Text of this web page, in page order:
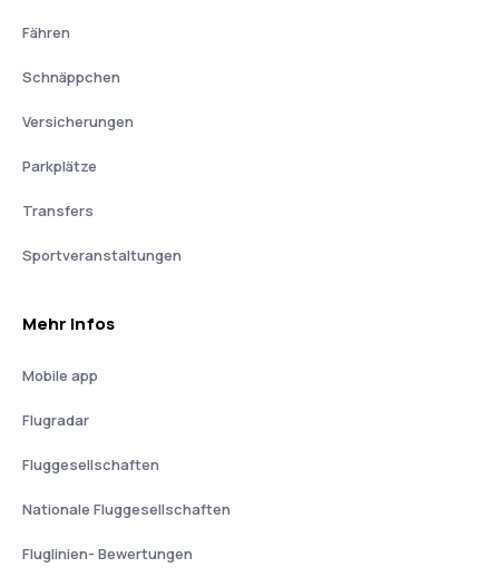
Fähren
Schnäppchen
Versicherungen
Parkplätze
Transfers
Sportveranstaltungen
Mehr Infos
Mobile app
Flugradar
Fluggesellschaften
Nationale Fluggesellschaften
Fluglinien- Bewertungen